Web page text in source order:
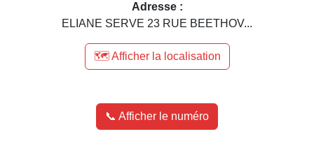
Adresse :
ELIANE SERVE 23 RUE BEETHOV...
🗺️ Afficher la localisation
📞 Afficher le numéro